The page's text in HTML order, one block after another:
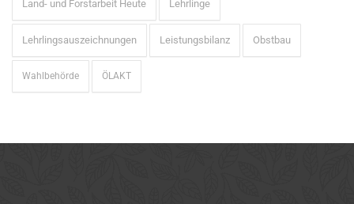
Land- und Forstarbeit Heute Lehrlinge
Lehrlingsauszeichnungen Leistungsbilanz Obstbau
Wahlbehörde ÖLAKT